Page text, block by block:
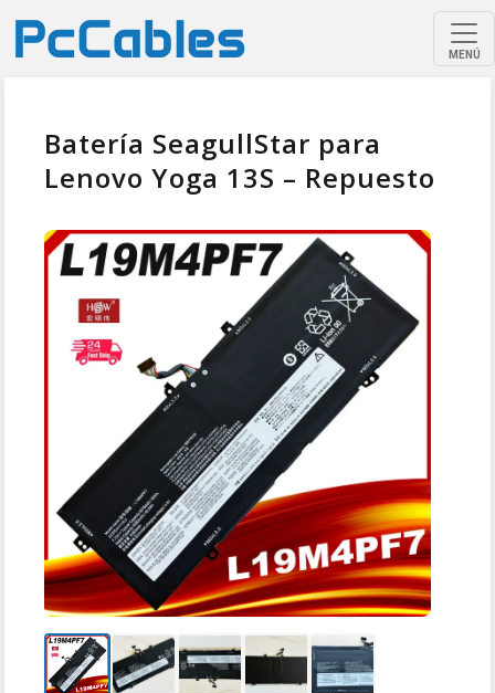
MENÚ
Batería SeagullStar para
Lenovo Yoga 13S – Repuesto